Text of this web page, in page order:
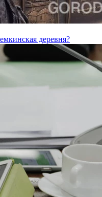
деревня?